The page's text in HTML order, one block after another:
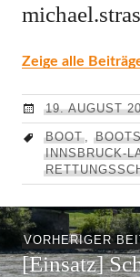
Zeige alle
19. AUGUST
BOOT,
INNSBRUCK-
VORHERIGER
[Einsatz]